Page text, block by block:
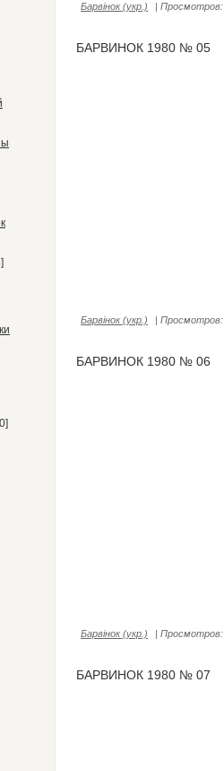
Барвiнок (укр.) | Просмотров:
БАРВИНОК 1980 № 05
Барвiнок (укр.) Просмотров:
БАРВИНОК 1980 № 06
Барвiнок (укр.) Просмотров:
БАРВИНОК 1980 № 07